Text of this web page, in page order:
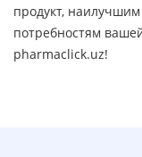
продукт,
потребностям
pharmaclick.uz!